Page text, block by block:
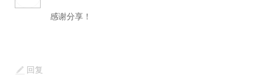
感谢分享！
回复